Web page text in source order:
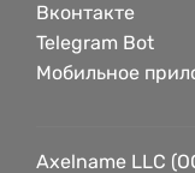
Вконтакте
Telegram Bot
Мобильное
Axelname LLC